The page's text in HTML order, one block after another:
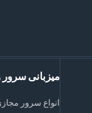
میزبانی
انواع سرور